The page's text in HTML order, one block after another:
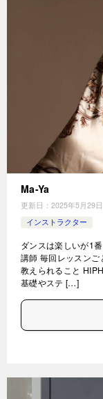
Ma-Ya
更新日： 2025年5月29日
インストラクター
ダンスは楽しいが1
講師 毎回レッスンご
教えられること
基礎やステ […]